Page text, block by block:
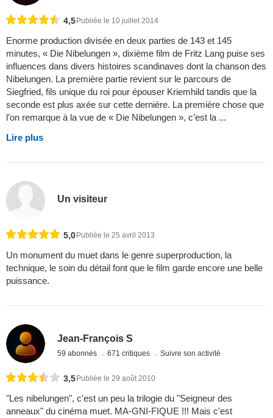
4,5Publiée le 10 juillet 2014
Enorme production divisée en deux parties de 143 et 145
minutes, « Die Nibelungen », dixième film de Fritz Lang puise ses
influences dans divers histoires scandinaves dont la chanson des
Nibelungen. La première partie revient sur le parcours de
Siegfried, fils unique du roi pour épouser Kriemhild tandis que la
seconde est plus axée sur cette dernière. La première chose que
l’on remarque à la vue de « Die Nibelungen », c’est la ...
Lire plus
Un visiteur
5,0Publiée le 25 avril 2013
Un monument du muet dans le genre superproduction, la
technique, le soin du détail font que le film garde encore une belle
puissance.
Jean-François S
59 abonnés 671 critiques Suivre son activité
3,5 Publiée le 29 août 2010
"Les nibelungen", c'est un peu la trilogie du "Seigneur des
anneaux" du cinéma muet. MA-GNI-FIQUE !!! Mais c'est